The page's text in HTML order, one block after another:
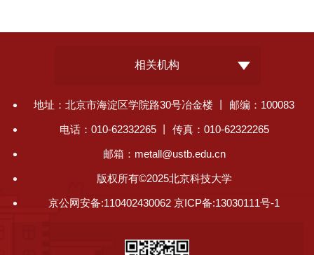
相关机构
地址：北京市海淀区学院路30号冶金楼 丨 邮编：100083
电话：010-62332265 丨 传真：010-62322265
邮箱：metall@ustb.edu.cn
版权所有©2025北京科技大学
京公网安备:110402430062 京ICP备:13030111号-1